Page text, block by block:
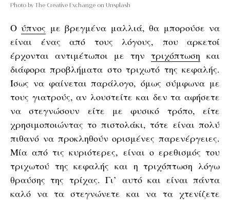
Photo by The Creative Exchange on Unsplash
Ούπνος με βρεγμένα μαλλιά, θα μπορούσε να
είναι ένας από τους λόγους, που αρκετοί
έρχονται αντιμέτωποι με την τριχόπτωση και
διάφορα προβλήματα στο τριχωτό της κεφαλής.
Ίσως να φαίνεται παράλογο, όμως σύμφωνα με
τους γιατρούς, αν λουστείτε και δεν τα αφήσετε
να στεγνώσουν είτε με φυσικό τρόπο, είτε
χρησιμοποιώντας το πιστολάκι, τότε είναι πολύ
πιθανό να προκληθούν ορισμένες παρενέργειες.
Μία από τις κυριότερες, είναι ο ερεθισμός του
τριχωτού της κεφαλής και η τριχόπτωση λόγω
θραύσης της τρίχας. Γι’ αυτό και είναι πάντα
καλό να τα στεγνώνετε και να τα χτενίζετε